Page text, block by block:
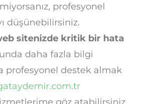
profesyonel
düşünebilirsiniz.
sitenizde kritik bir hata
daha fazla bilgi
profesyonel destek almak
göz atabilirsiniz.